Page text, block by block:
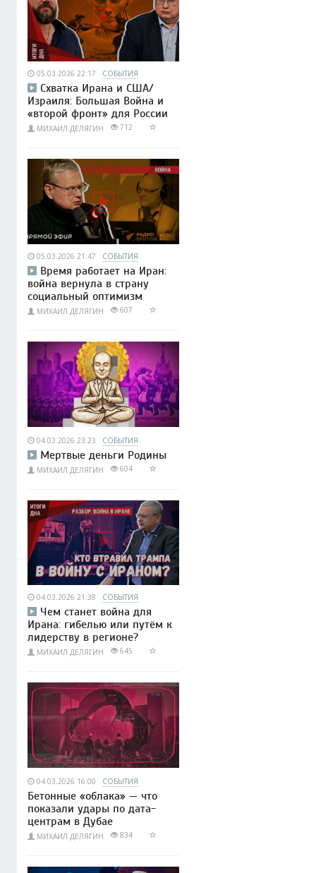
05.03.2026 22:17 СОБЫТИЯ
Схватка Ирана и США/
Израиля: Большая Война и
«второй фронт» для России
МИХАИЛ ДЕЛЯГИН 712
05.03.2026 21:47 СОБЫТИЯ
Время работает на Иран:
война вернула в страну
социальный оптимизм
МИХАИЛ ДЕЛЯГИН 607
04.03.2026 23:23 СОБЫТИЯ
Мертвые деньги Родины
МИХАИЛ ДЕЛЯГИН 604
04.03.2026 21:38 СОБЫТИЯ
Чем станет война для
Ирана: гибелью или путём к
лидерству в регионе?
МИХАИЛ ДЕЛЯГИН 645
04.03.2026 16:00 СОБЫТИЯ
Бетонные «облака» — что
показали удары по дата-
центрам в Дубае
МИХАИЛ ДЕЛЯГИН 834